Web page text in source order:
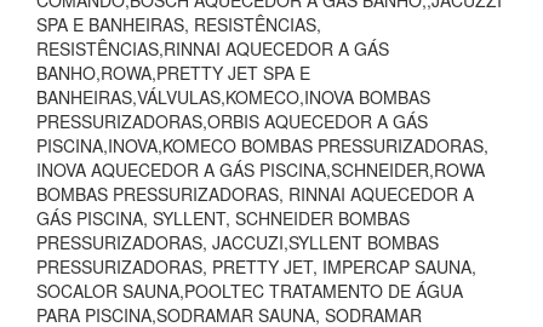
SPA E BANHEIRAS, RESISTÊNCIAS,
RESISTÊNCIAS,RINNAI AQUECEDOR A GÁS
BANHO,ROWA,PRETTY JET SPA E
BANHEIRAS,VÁLVULAS,KOMECO,INOVA BOMBAS
PRESSURIZADORAS,ORBIS AQUECEDOR A GÁS
PISCINA,INOVA,KOMECO BOMBAS PRESSURIZADORAS,
INOVA AQUECEDOR A GÁS PISCINA,SCHNEIDER,ROWA
BOMBAS PRESSURIZADORAS, RINNAI AQUECEDOR A
GÁS PISCINA, SYLLENT, SCHNEIDER BOMBAS
PRESSURIZADORAS, JACCUZI,SYLLENT BOMBAS
PRESSURIZADORAS, PRETTY JET, IMPERCAP SAUNA,
SOCALOR SAUNA,POOLTEC TRATAMENTO DE ÁGUA
PARA PISCINA,SODRAMAR SAUNA, SODRAMAR